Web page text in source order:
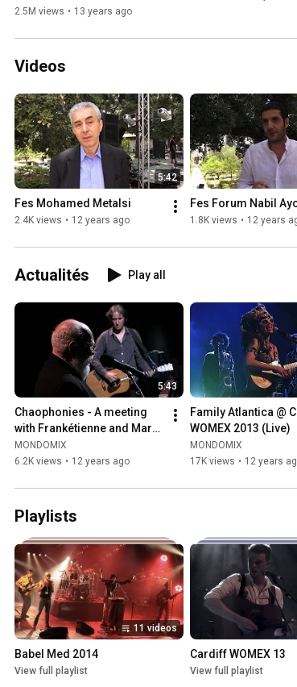
2.5M views • 13 years ago
Videos
5:42
Fes Mohamed Metalsi
2.4K views • 12 years ago
Fes Forum Nabil
1.8K views • 12 years
Actualités Play all
5:43
Chaophonies - A meeting
with Frankétienne and Mark
Mulholland
MONDOMIX
6.2K views • 12 years ago
Family Atlantica @
WOMEX 2013 (Live)
MONDOMIX
17K views • 12 years
Playlists
11 videos
Babel Med 2014
View full playlist
Cardiff WOMEX 13
View full playlist